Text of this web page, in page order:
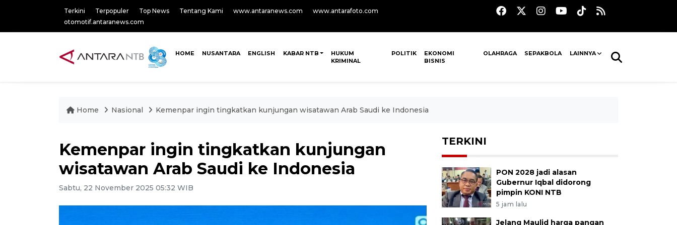
Terkini Terpopuler Top News Tentang Kami www.antaranews.com
www.antarafoto.com
otomotif.antaranews.com
HOME NUSANTARA ENGLISH KABAR NTB
HUKUM
KRIMINAL
POLITIK
EKONOMI
BISNIS
OLAHRAGA SEPAKBOLA LAINNYA
Home Nasional Kemenpar ingin tingkatkan kunjungan wisatawan Arab Saudi ke Indonesia
Kemenpar ingin tingkatkan kunjungan
wisatawan Arab Saudi ke Indonesia
Sabtu, 22 November 2025 05:32 WIB
TERKINI
PON 2028 jadi alasan
Gubernur Iqbal didorong
pimpin KONI NTB
5 jam lalu
Jelang Maulid harga pangan